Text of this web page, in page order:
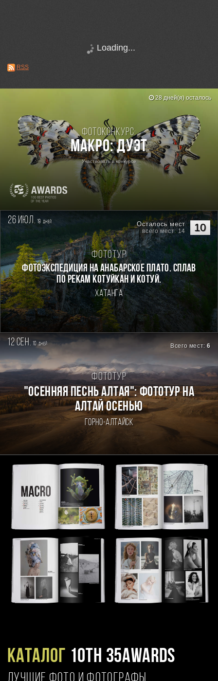
Loading...
RSS
Фотоконкурс:
Макро: Дуэт
Участвовать в конкурсе
28 дней(я) осталось
26 июл. 19 дней 10
Осталось мест
всего мест: 14
Фототур
Фотоэкспедиция на Анабарское плато. Сплав
по рекам Котуйкан и Котуй.
Хатанга
12 сен. 10дней Всего мест:6
Фототур
"ОСЕННЯЯ ПЕСНЬ АЛТАЯ": ФОТОТУР НА
АЛТАЙ ОСЕНЬЮ
Горно-Алтайск
Каталог 10TH 35AWARDS